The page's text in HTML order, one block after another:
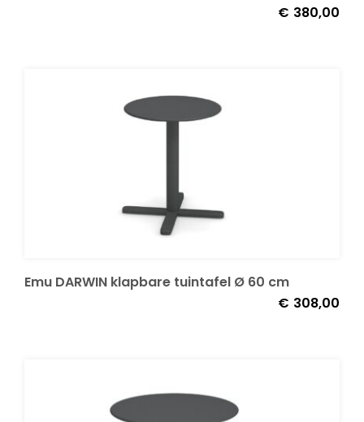
€ 380,00
Emu DARWIN klapbare tuintafel Ø 60 cm
€ 308,00